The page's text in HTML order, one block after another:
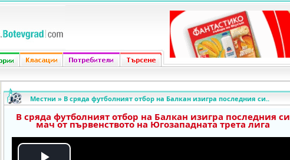
Местни » В сряда футболният отбор на Балкан изигра последния си..
В сряда футболният отбор на Балкан изигра последния си
мач от първенството на Югозападната трета лига